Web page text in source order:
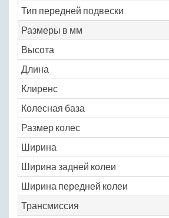
Тип передней подвески
Размеры в мм
Высота
Длина
Клиренс
Колесная база
Размер колес
Ширина
Ширина задней колеи
Ширина передней колеи
Трансмиссия